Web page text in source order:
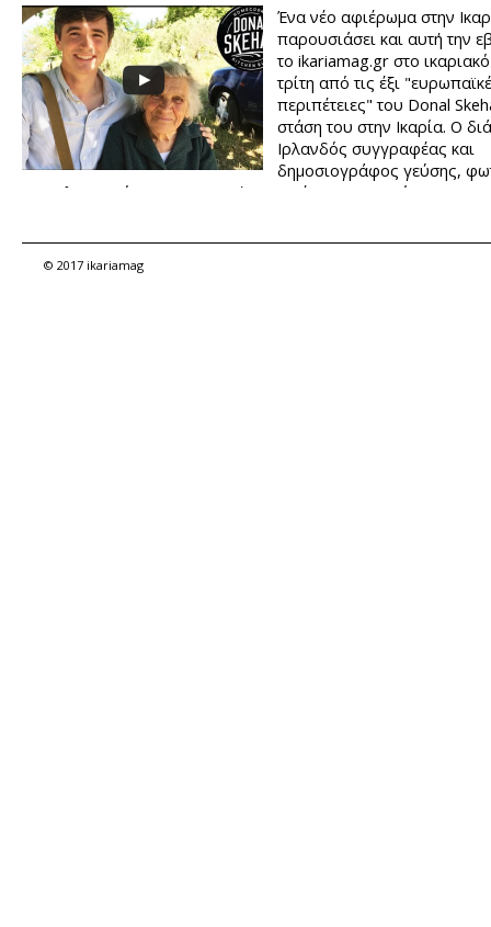
Ένα νέο αφιέρωμα στην
παρουσιάσει και αυτή την
το ikariamag.gr στο
τρίτη από τις έξι
περιπέτειες" του Donal
στάση του στην Ικαρία. Ο
Ιρλανδός συγγραφέας και
δημοσιογράφος γεύσης,
και τηλεοπτικός παρουσιαστής επισκέφτηκε το νησί μας για
επιδόθηκε και στην τέχνη της μελισσοκομίας.
© 2017 ikariamag